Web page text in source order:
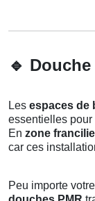
🔹
Les espaces de
essentielles pour
En zone
car ces
Peu importe